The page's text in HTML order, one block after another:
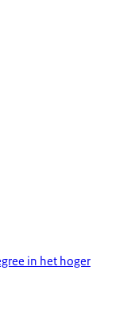
in het hoger